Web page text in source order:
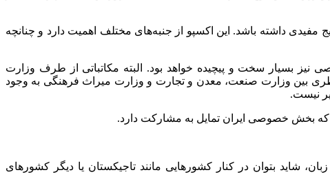
مفیدی داشته باشد. این اکسپو از جنبه‌های مختلف اهمیت دارد و چنانچه
نیز بسیار سخت و پیچیده خواهد بود. البته مکاتباتی از طرف وزارت
بین وزارت صنعت، معدن و تجارت و وزارت میراث فرهنگی به وجود
نیست.
که بخش خصوصی ایران تمایل به مشارکت دارد.
شاید بتوان در کنار کشورهایی مانند تاجیکستان یا دیگر کشورهای